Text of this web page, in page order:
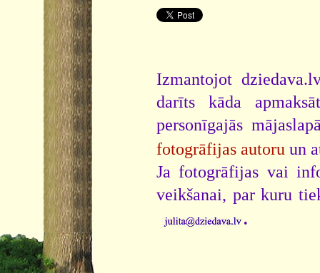
Izmantojot
darīts kāda
personīgajās
fotogrāfijas autoru un
Ja fotogrāfijas vai
veikšanai, par kuru
.